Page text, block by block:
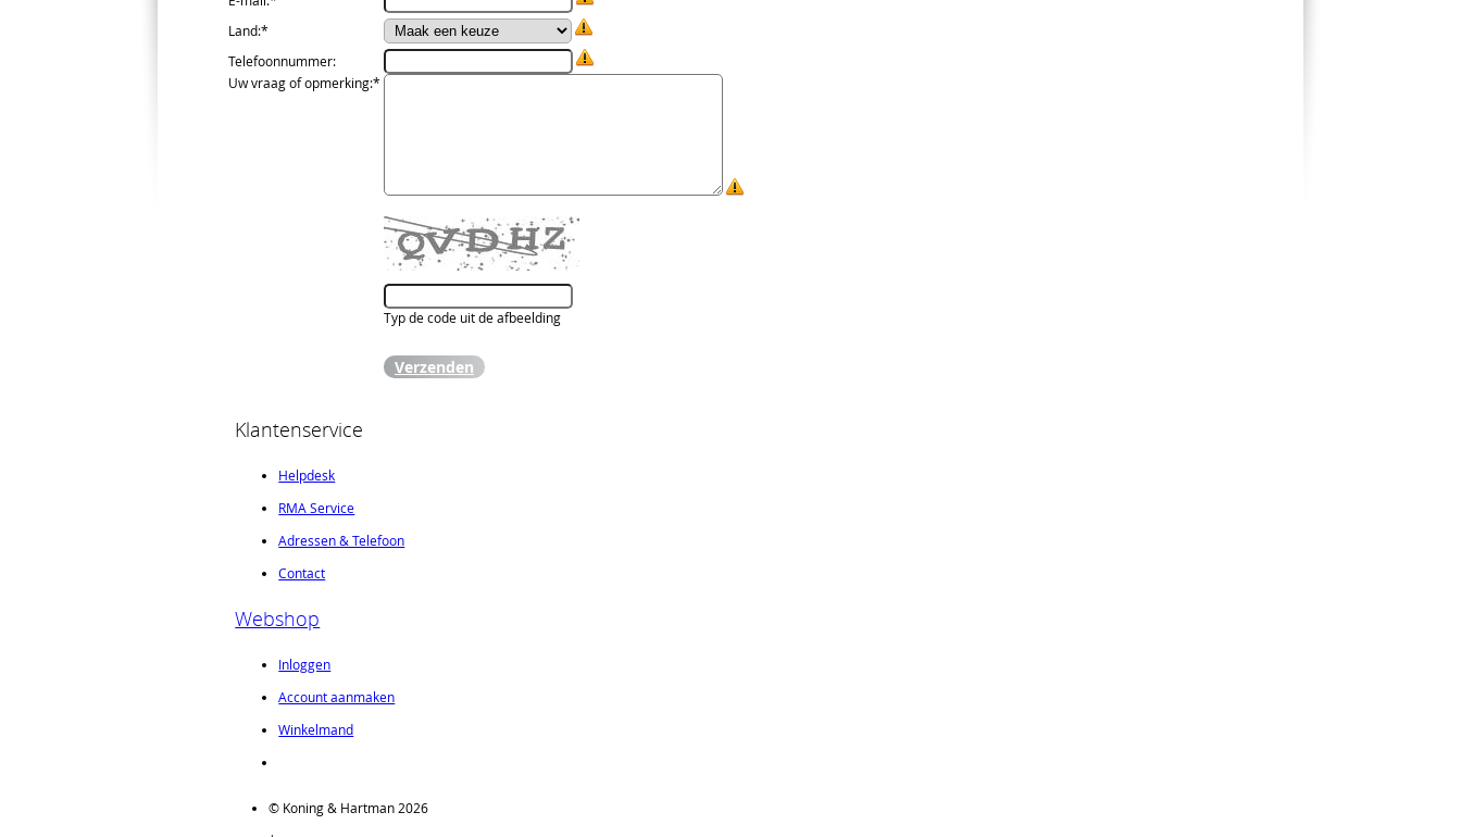
Land:*
Telefoonnummer:
Uw vraag of opmerking:*
Typ de code uit de afbeelding
Verzenden
Klantenservice
Helpdesk
RMA Service
Adressen & Telefoon
Contact
Webshop
Inloggen
Account aanmaken
Winkelmand
© Koning & Hartman 2026